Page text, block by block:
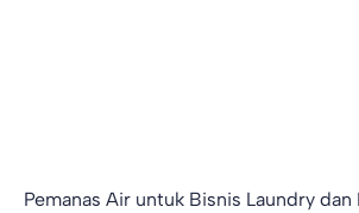
Pemanas Air untuk Bisnis Laundry dan